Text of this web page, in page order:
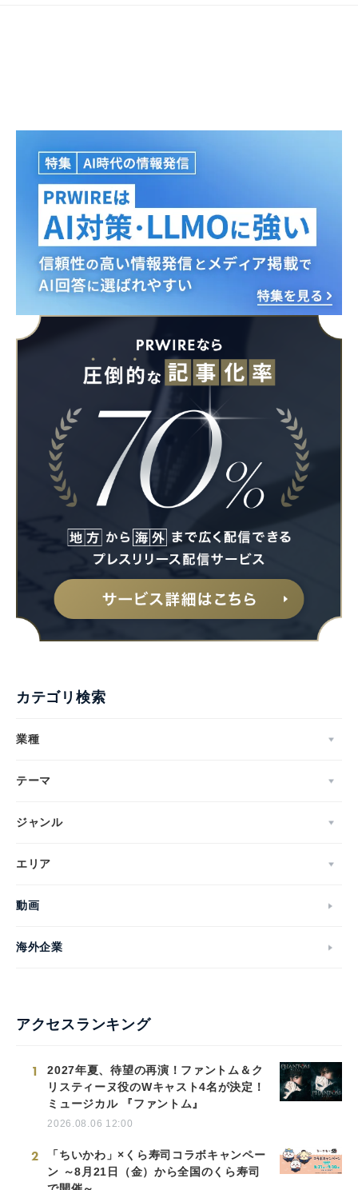
カテゴリ検索
業種
テーマ
ジャンル
エリア
動画
海外企業
アクセスランキング
1
2027年夏、待望の再演！ファントム＆ク
リスティーヌ役のWキャスト4名が決定！
ミュージカル 『ファントム』
2026.08.06 12:00
2
「ちいかわ」×くら寿司コラボキャンペー
ン ～8月21日（金）から全国のくら寿司
Japanese
English